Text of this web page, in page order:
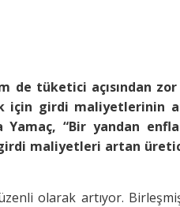
de tüketici açısından
için girdi maliyetlerinin
Yamaç, “Bir yandan
maliyetleri artan
olarak artıyor.